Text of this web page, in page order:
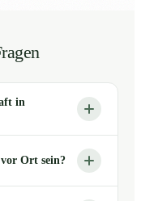
in
Ort sein?